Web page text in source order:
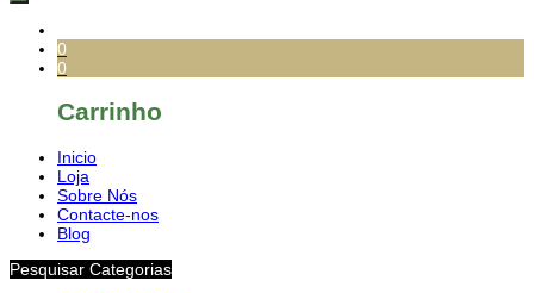
0
0
Carrinho
Inicio
Loja
Sobre Nós
Contacte-nos
Blog
Pesquisar Categorias